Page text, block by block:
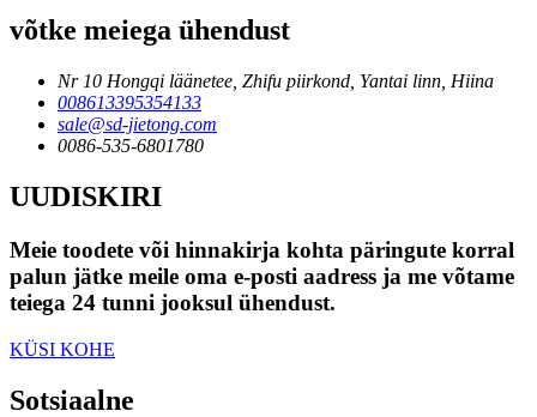
võtke meiega ühendust
Nr 10 Hongqi läänetee, Zhifu piirkond, Yantai linn, Hiina
008613395354133
sale@sd-jietong.com
0086-535-6801780
UUDISKIRI
Meie toodete või hinnakirja kohta päringute korral
palun jätke meile oma e-posti aadress ja me võtame
teiega 24 tunni jooksul ühendust.
KÜSI KOHE
Sotsiaalne